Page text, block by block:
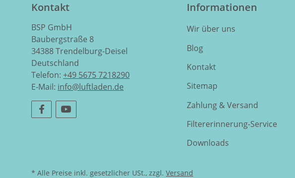
Kontakt
BSP GmbH
Baubergstraße 8
34388 Trendelburg-Deisel
Deutschland
Telefon: +49 5675 7218290
E-Mail: info@luftladen.de
Informationen
Wir über uns
Blog
Kontakt
Sitemap
Zahlung & Versand
Filtererinnerung-Service
Downloads
* Alle Preise inkl. gesetzlicher USt., zzgl. Versand